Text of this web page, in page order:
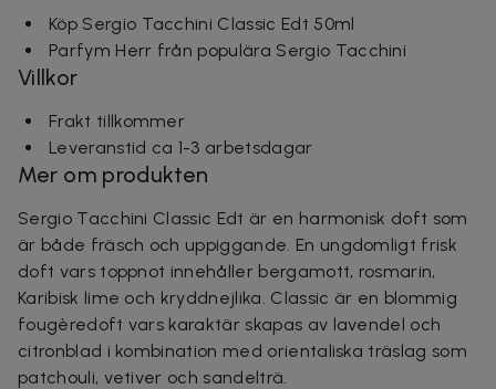
Köp Sergio Tacchini Classic Edt 50ml
Parfym Herr från populära Sergio Tacchini
Villkor
Frakt tillkommer
Leveranstid ca 1-3 arbetsdagar
Mer om produkten
Sergio Tacchini Classic Edt är en harmonisk doft som
är både fräsch och uppiggande. En ungdomligt frisk
doft vars toppnot innehåller bergamott, rosmarin,
Karibisk lime och kryddnejlika. Classic är en blommig
fougèredoft vars karaktär skapas av lavendel och
citronblad i kombination med orientaliska träslag som
patchouli, vetiver och sandelträ.